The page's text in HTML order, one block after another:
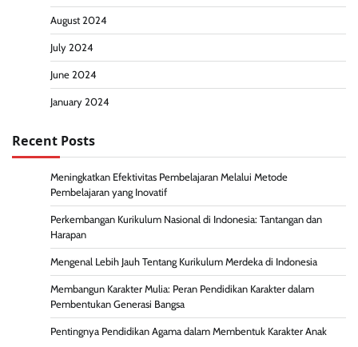
August 2024
July 2024
June 2024
January 2024
Recent Posts
Meningkatkan Efektivitas Pembelajaran Melalui Metode
Pembelajaran yang Inovatif
Perkembangan Kurikulum Nasional di Indonesia: Tantangan dan
Harapan
Mengenal Lebih Jauh Tentang Kurikulum Merdeka di Indonesia
Membangun Karakter Mulia: Peran Pendidikan Karakter dalam
Pembentukan Generasi Bangsa
Pentingnya Pendidikan Agama dalam Membentuk Karakter Anak